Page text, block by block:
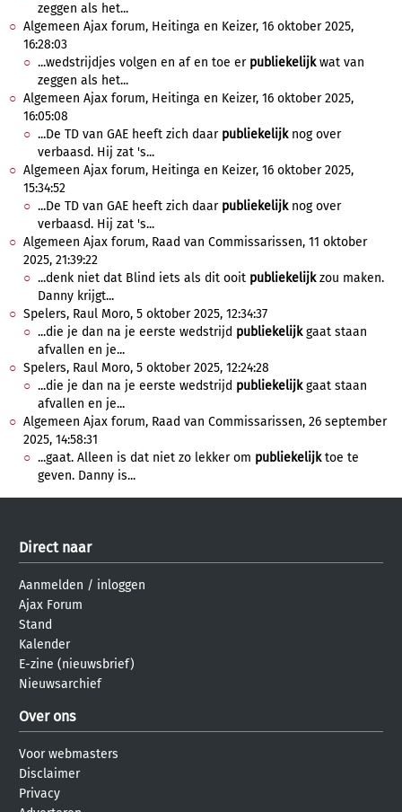
zeggen als het...
Algemeen Ajax forum, Heitinga en Keizer, 16 oktober 2025,
16:28:03
...wedstrijdjes volgen en af en toe er publiekelijkwat van
zeggen als het...
Algemeen Ajax forum, Heitinga en Keizer, 16 oktober 2025,
16:05:08
...De TD van GAE heeft zich daar publiekelijknog over
verbaasd. Hij zat 's...
Algemeen Ajax forum, Heitinga en Keizer, 16 oktober 2025,
15:34:52
...De TD van GAE heeft zich daar publiekelijknog over
verbaasd. Hij zat 's...
Algemeen Ajax forum, Raad van Commissarissen, 11 oktober
2025, 21:39:22
...denk niet dat Blind iets als dit ooit publiekelijkzou maken.
Danny krijgt...
Spelers, Raul Moro, 5 oktober 2025, 12:34:37
...die je dan na je eerste wedstrijd publiekelijkgaat staan
afvallen en je...
Spelers, Raul Moro, 5 oktober 2025, 12:24:28
...die je dan na je eerste wedstrijd publiekelijkgaat staan
afvallen en je...
Algemeen Ajax forum, Raad van Commissarissen, 26 september
2025, 14:58:31
...gaat. Alleen is dat niet zo lekker om publiekelijktoe te
geven. Danny is...
Direct naar
Aanmelden / inloggen
Ajax Forum
Stand
Kalender
E-zine (nieuwsbrief)
Nieuwsarchief
Over ons
Voor webmasters
Disclaimer
Privacy